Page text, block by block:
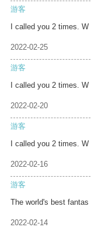
游客
I called you 2 times. W
2022-02-25
游客
I called you 2 times. W
2022-02-20
游客
I called you 2 times. W
2022-02-16
游客
The world's best fantas
2022-02-14